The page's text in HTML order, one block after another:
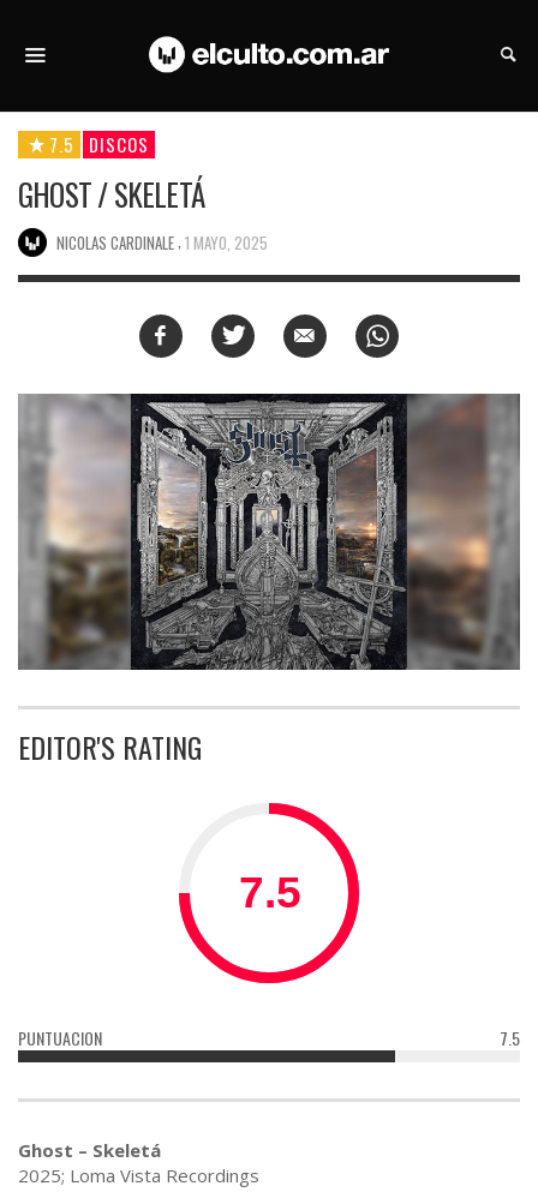
7.5 DISCOS
GHOST / SKELETÁ
NICOLAS CARDINALE 1 MAYO, 2025
EDITOR'S RATING
7.5
PUNTUACION
Ghost – Skeletá
2025; Loma Vista Recordings